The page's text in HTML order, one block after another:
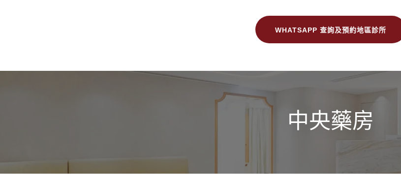
WHATSAPP 查詢及預約地區診所
中央藥房